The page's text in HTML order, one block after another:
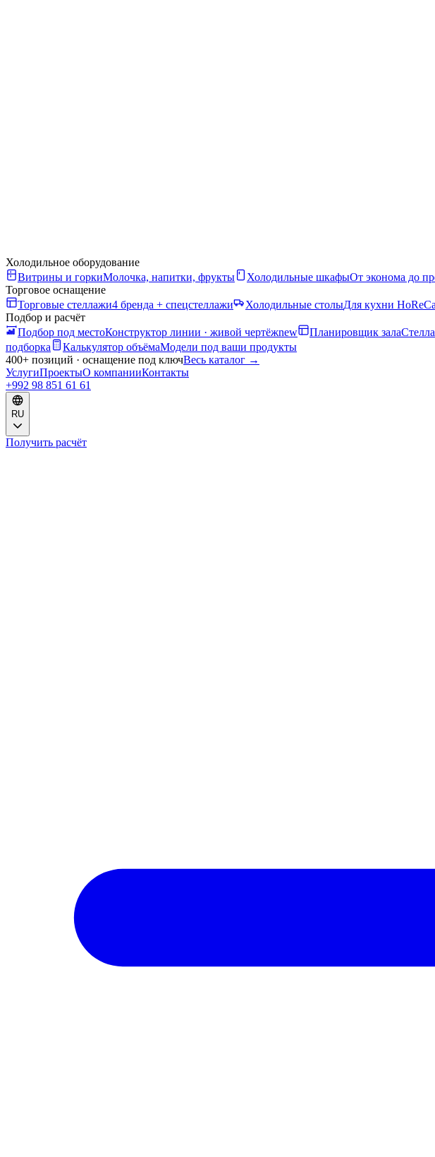
Холодильное оборудование
Витрины и горкиМолочка, напитки, фрукты Холодильные шкафыОт эконома до
Торговое оснащение
Торговые стеллажи4 бренда + спецстеллажи Холодильные столыДля кухни HoReCa
Подбор и расчёт
Подбор под местоКонструктор линии · живой чертёжnew Планировщик зала
подборка
Калькулятор объёмаМодели под ваши продукты
400+ позиций · оснащение под ключВесь каталог →
УслугиПроектыО компанииКонтакты
+992 98 851 61 61
RU
Получить расчёт